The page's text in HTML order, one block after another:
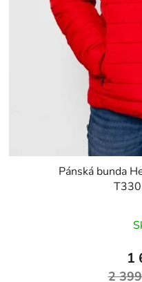
Pánská bunda
1
2